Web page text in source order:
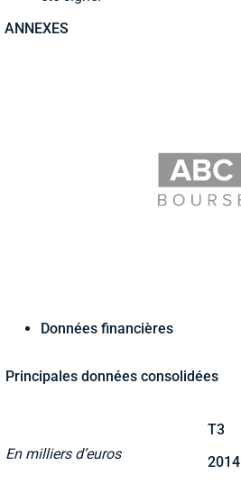
ANNEXES
Données financières
Principales données consolidées
En milliers d’euros
T3
2014